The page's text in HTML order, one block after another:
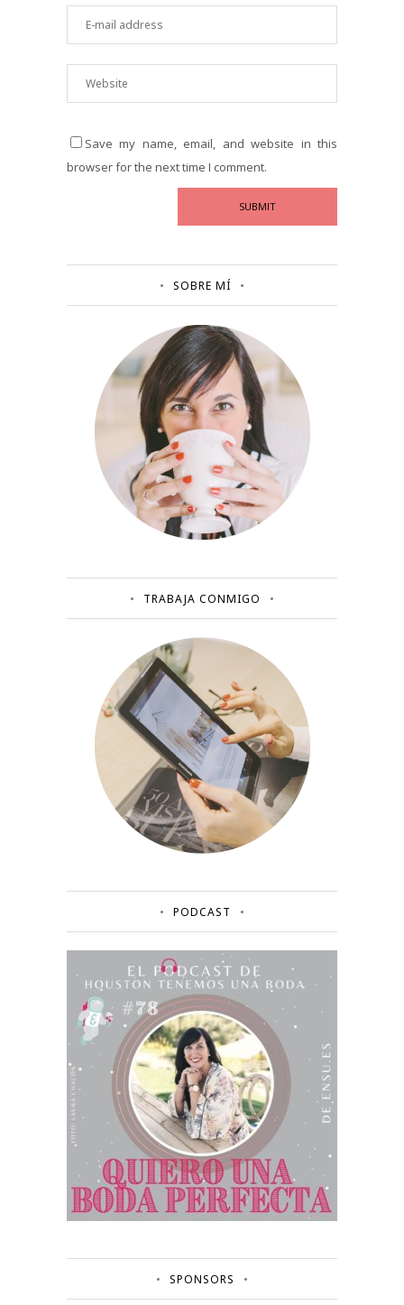
Save my name, email, and website in this
browser for the next time I comment.
SOBRE MÍ
TRABAJA CONMIGO
PODCAST
SPONSORS